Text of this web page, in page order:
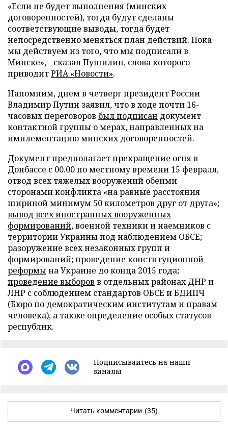
«Если не будет выполнения (минских
договоренностей), тогда будут сделаны
соответствующие выводы, тогда будет
непосредственно меняться план действий. Пока
мы действуем из того, что мы подписали в
Минске», - сказал Пушилин, слова которого
приводитРИА «Новости».
Напомним, днем в четверг президент России
Владимир Путин заявил, что в ходе почти 16-
часовых переговоров был подписан документ
контактной группы о мерах, направленных на
имплементацию минских договоренностей.
Документ предполагаетпрекращение огняв
Донбассе с 00.00 по местному времени 15 февраля,
отвод всех тяжелых вооружений обеими
сторонами конфликта «на равные расстояния
шириной минимум 50 километров друг от друга»;
вывод всех иностранных вооруженных
формирований, военной техники и наемников с
территории Украины под наблюдением ОБСЕ;
разоружение всех незаконных групп и
формирований;проведение конституционной
реформына Украине до конца 2015 года;
проведение выборов в отдельных районах ДНР и
ЛНР с соблюдением стандартов ОБСЕ и БДИПЧ
(Бюро по демократическим институтам и правам
человека), а также определение особых статусов
республик.
Подписывайтесь на наши
каналы
Читать комментарии (35)